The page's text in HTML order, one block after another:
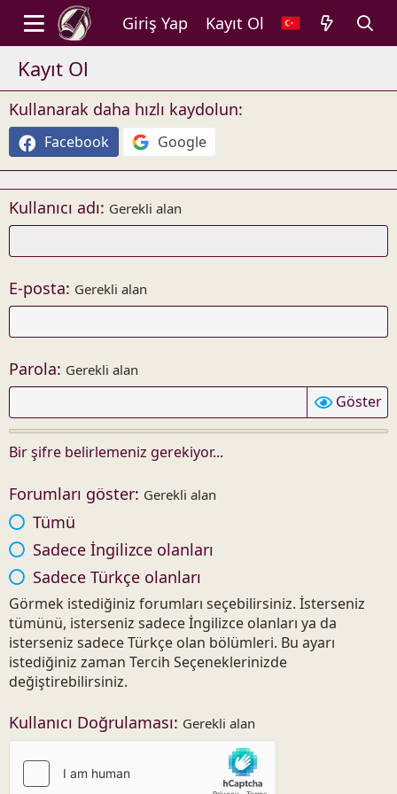
Giriş Yap Kayıt Ol
Kayıt Ol
Kullanarak daha hızlı kaydolun
Facebook Google
Kullanıcı adı Gerekli alan
E-posta Gerekli alan
Parola Gerekli alan
Göster
Bir şifre belirlemeniz gerekiyor...
Forumları göster Gerekli alan
Tümü
Sadece İngilizce olanları
Sadece Türkçe olanları
Görmek istediğiniz forumları seçebilirsiniz. İsterseniz
tümünü, isterseniz sadece İngilizce olanları ya da
isterseniz sadece Türkçe olan bölümleri. Bu ayarı
istediğiniz zaman Tercih Seçeneklerinizde
değiştirebilirsiniz.
Kullanıcı Doğrulaması Gerekli alan